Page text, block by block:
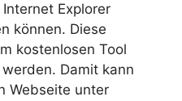
Explorer
können. Diese
kostenlosen Tool
Damit kann
Webseite unter